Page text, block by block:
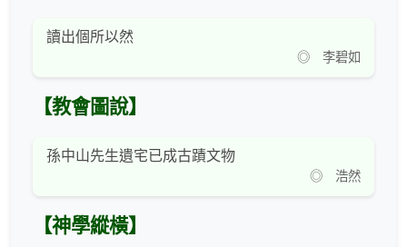
讀出個所以然
◎ 李碧如
【教會圖說】
孫中山先生遺宅已成古蹟文物
◎ 浩然
【神學縱橫】